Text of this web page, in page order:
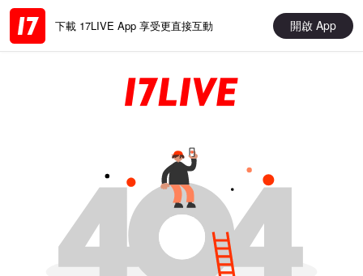
下載 17LIVE App 享受更直接互動 開啟 App